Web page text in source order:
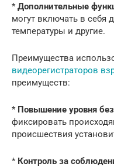
* Дополнительные
могут включать в себя
температуры и другие.
Преимущества
видеорегистраторов
преимуществ:
* Повышение уровня
фиксировать
происшествия
* Контроль за